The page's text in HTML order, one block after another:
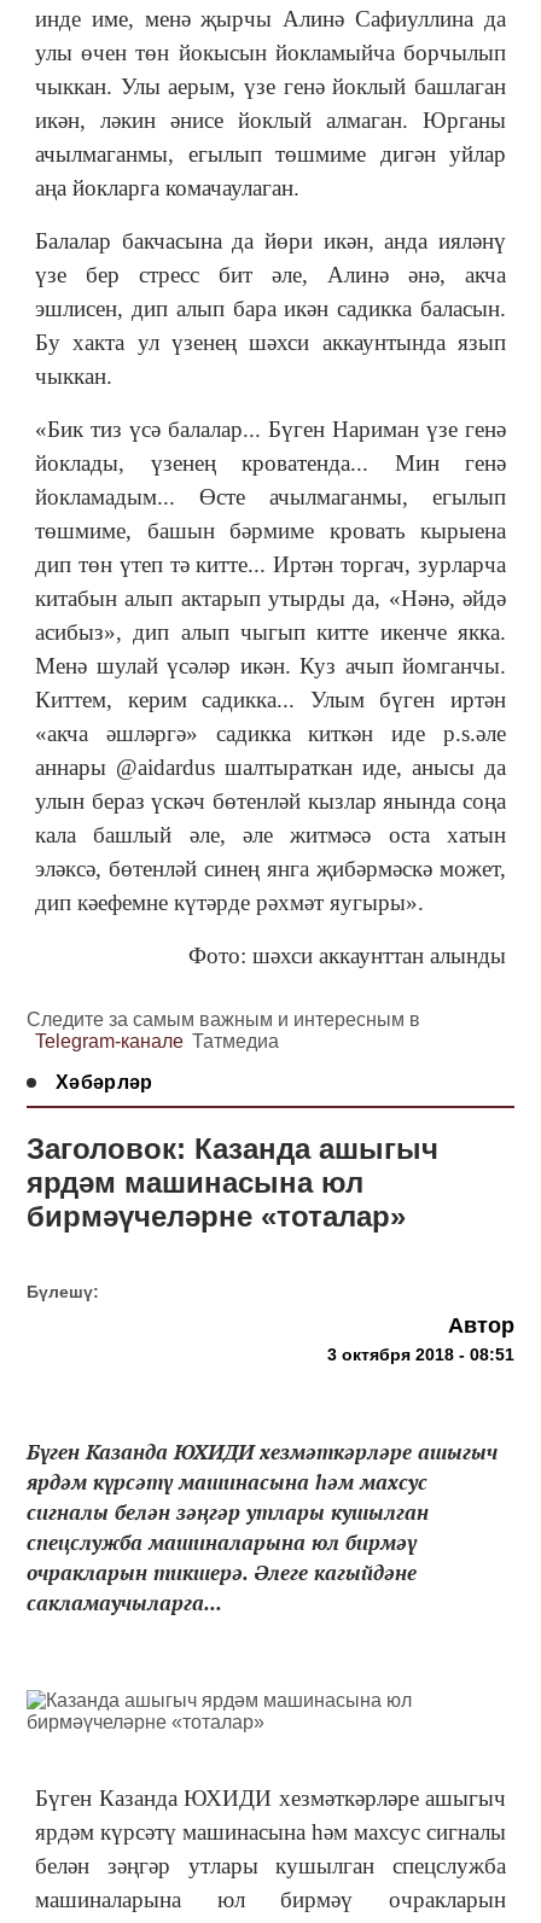
инде име, менә җырчы Алинә Сафиуллина да
улы өчен төн йокысын йокламыйча борчылып
чыккан. Улы аерым, үзе генә йоклый башлаган
икән, ләкин әнисе йоклый алмаган. Юрганы
ачылмаганмы, егылып төшмиме дигән уйлар
аңа йокларга комачаулаган.
Балалар бакчасына да йөри икән, анда ияләнү
үзе бер стресс бит әле, Алинә әнә, акча
эшлисен, дип алып бара икән садикка баласын.
Бу хакта ул үзенең шәхси аккаунтында язып
чыккан.
«Бик тиз үсә балалар... Бүген Нариман үзе генә
йоклады, үзенең кроватенда... Мин генә
йокламадым... Өсте ачылмаганмы, егылып
төшмиме, башын бәрмиме кровать кырыена
дип төн үтеп тә китте... Иртән торгач, зурларча
китабын алып актарып утырды да, «Нәнә, әйдә
асибыз», дип алып чыгып китте икенче якка.
Менә шулай үсәләр икән. Куз ачып йомганчы.
Киттем, керим садикка... Улым бүген иртән
«акча әшләргә» садикка киткән иде p.s.әле
аннары @aidardus шалтыраткан иде, анысы да
улын бераз үскәч бөтенләй кызлар янында соңа
кала башлый әле, әле житмәсә оста хатын
эләксә, бөтенләй синең янга җибәрмәскә может,
дип кәефемне күтәрде рәхмәт яугыры».
Фото: шәхси аккаунттан алынды
Следите за самым важным и интересным в
Telegram-канале Татмедиа
Хәбәрләр
Заголовок: Казанда ашыгыч
ярдәм машинасына юл
бирмәүчеләрне «тоталар»
Бүлешү:
Автор
3 октября 2018 - 08:51
Бүген Казанда ЮХИДИ хезмәткәрләре ашыгыч
ярдәм күрсәтү машинасына һәм махсус
сигналы белән зәңгәр утлары кушылган
спецслужба машиналарына юл бирмәү
очракларын тикшерә. Әлеге кагыйдәне
сакламаучыларга...
Бүген Казанда ЮХИДИ хезмәткәрләре ашыгыч
ярдәм күрсәтү машинасына һәм махсус сигналы
белән зәңгәр утлары кушылган спецслужба
машиналарына юл бирмәү очракларын